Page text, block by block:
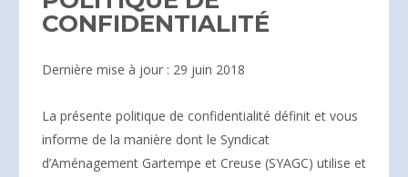
CONFIDENTIALITÉ
Dernière mise à jour : 29 juin 2018
La présente politique de confidentialité définit et vous
informe de la manière dont le Syndicat
d’Aménagement Gartempe et Creuse (SYAGC) utilise et